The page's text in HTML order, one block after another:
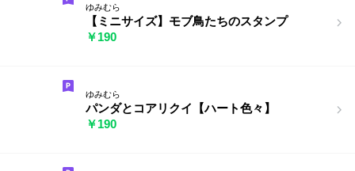
ゆみむら
【ミニサイズ】モブ鳥たちのスタンプ
￥190
ゆみむら
パンダとコアリクイ【ハート色々】
￥190